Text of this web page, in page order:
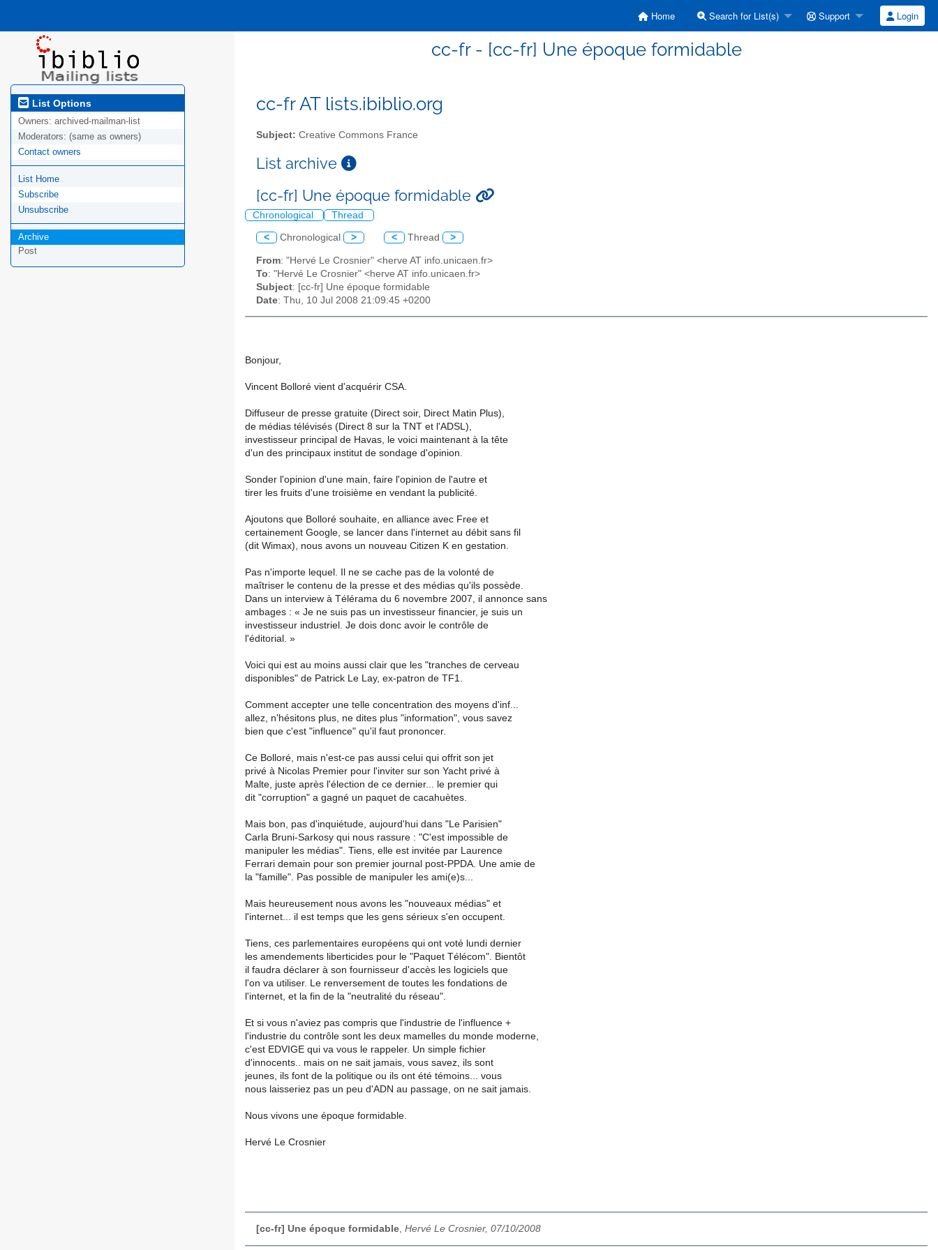
Home Search for List(s) Support Login
cc-fr - [cc-fr] Une époque formidable
List Options
Owners: archived-mailman-list
Moderators: (same as owners)
Contact owners
List Home
Subscribe
Unsubscribe
Archive
Post
cc-fr AT lists.ibiblio.org
Subject: Creative Commons France
List archive
[cc-fr] Une époque formidable
Chronological Thread
< Chronological > < Thread >
From: "Hervé Le Crosnier" <herve AT info.unicaen.fr>
To: "Hervé Le Crosnier" <herve AT info.unicaen.fr>
Subject: [cc-fr] Une époque formidable
Date: Thu, 10 Jul 2008 21:09:45 +0200
Bonjour,
Vincent Bolloré vient d'acquérir CSA.
Diffuseur de presse gratuite (Direct soir, Direct Matin Plus),
de médias télévisés (Direct 8 sur la TNT et l'ADSL),
investisseur principal de Havas, le voici maintenant à la tête
d'un des principaux institut de sondage d'opinion.
Sonder l'opinion d'une main, faire l'opinion de l'autre et
tirer les fruits d'une troisième en vendant la publicité.
Ajoutons que Bolloré souhaite, en alliance avec Free et
certainement Google, se lancer dans l'internet au débit sans fil
(dit Wimax), nous avons un nouveau Citizen K en gestation.
Pas n'importe lequel. Il ne se cache pas de la volonté de
maîtriser le contenu de la presse et des médias qu'ils possède.
Dans un interview à Télérama du 6 novembre 2007, il annonce sans
ambages : « Je ne suis pas un investisseur financier, je suis un
investisseur industriel. Je dois donc avoir le contrôle de
l'éditorial. »
Voici qui est au moins aussi clair que les "tranches de cerveau
disponibles" de Patrick Le Lay, ex-patron de TF1.
Comment accepter une telle concentration des moyens d'inf...
allez, n'hésitons plus, ne dites plus "information", vous savez
bien que c'est "influence" qu'il faut prononcer.
Ce Bolloré, mais n'est-ce pas aussi celui qui offrit son jet
privé à Nicolas Premier pour l'inviter sur son Yacht privé à
Malte, juste après l'élection de ce dernier... le premier qui
dit "corruption" a gagné un paquet de cacahuètes.
Mais bon, pas d'inquiétude, aujourd'hui dans "Le Parisien"
Carla Bruni-Sarkosy qui nous rassure : "C'est impossible de
manipuler les médias". Tiens, elle est invitée par Laurence
Ferrari demain pour son premier journal post-PPDA. Une amie de
la "famille". Pas possible de manipuler les ami(e)s...
Mais heureusement nous avons les "nouveaux médias" et
l'internet... il est temps que les gens sérieux s'en occupent.
Tiens, ces parlementaires européens qui ont voté lundi dernier
les amendements liberticides pour le "Paquet Télécom". Bientôt
il faudra déclarer à son fournisseur d'accès les logiciels que
l'on va utiliser. Le renversement de toutes les fondations de
l'internet, et la fin de la "neutralité du réseau".
Et si vous n'aviez pas compris que l'industrie de l'influence +
l'industrie du contrôle sont les deux mamelles du monde moderne,
c'est EDVIGE qui va vous le rappeler. Un simple fichier
d'innocents.. mais on ne sait jamais, vous savez, ils sont
jeunes, ils font de la politique ou ils ont été témoins... vous
nous laisseriez pas un peu d'ADN au passage, on ne sait jamais.
Nous vivons une époque formidable.
Hervé Le Crosnier
[cc-fr] Une époque formidable, Hervé Le Crosnier, 07/10/2008